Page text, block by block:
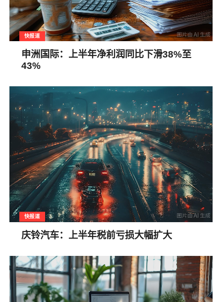
快报道
申洲国际：上半年净利润同比下滑38%至
43%
快报道
庆铃汽车：上半年税前亏损大幅扩大